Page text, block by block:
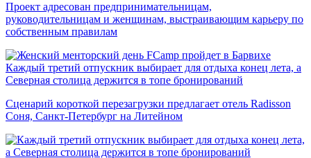
Проект адресован предпринимательницам,
руководительницам и женщинам, выстраивающим карьеру по
собственным правилам
Каждый третий отпускник выбирает для отдыха конец лета, а
Северная столица держится в топе бронирований
Сценарий короткой перезагрузки предлагает отель Radisson
Соня, Санкт-Петербург на Литейном